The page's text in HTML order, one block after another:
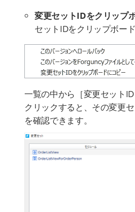
変更セットIDをクリップ
セットIDをクリップボー
一覧の中から［変更セット
クリックすると、その変更
を確認できます。